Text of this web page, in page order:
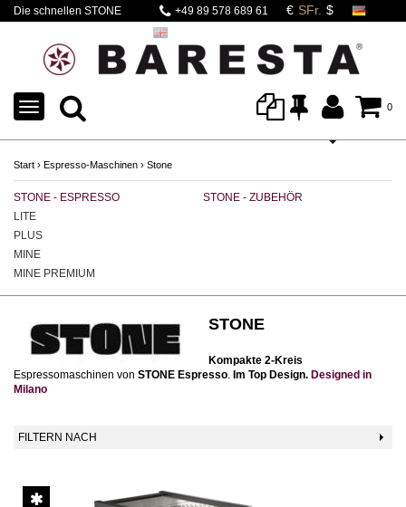
Die schnellen STONE
+49 89 578 689 61
0
TOGGLE
NAVIGATION
Start › Espresso-Maschinen › Stone
STONE - ESPRESSO
LITE
PLUS
MINE
MINE PREMIUM
STONE - ZUBEHÖR
STONE
Kompakte 2-Kreis
Espressomaschinen von STONE Espresso Im Top Design. Designed in
Milano
FILTERN NACH